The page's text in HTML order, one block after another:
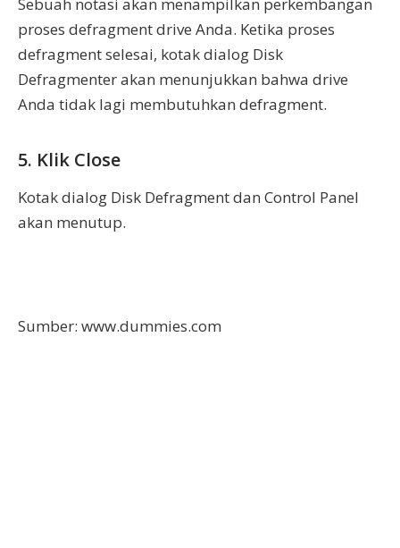
Sebuah notasi akan menampilkan perkembangan
proses defragment drive Anda. Ketika proses
defragment selesai, kotak dialog Disk
Defragmenter akan menunjukkan bahwa drive
Anda tidak lagi membutuhkan defragment.
5. Klik Close
Kotak dialog Disk Defragment dan Control Panel
akan menutup.
Sumber: www.dummies.com